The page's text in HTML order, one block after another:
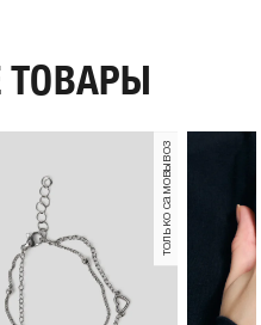
только самовывоз